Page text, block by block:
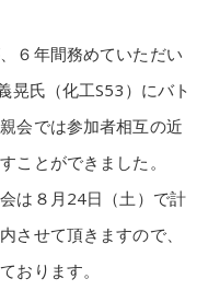
６年間務めていただい
晃氏（化工S53）にバト
会では参加者相互の近
ことができました。
は８月24日（土）で計
させて頂きますので、
おります。